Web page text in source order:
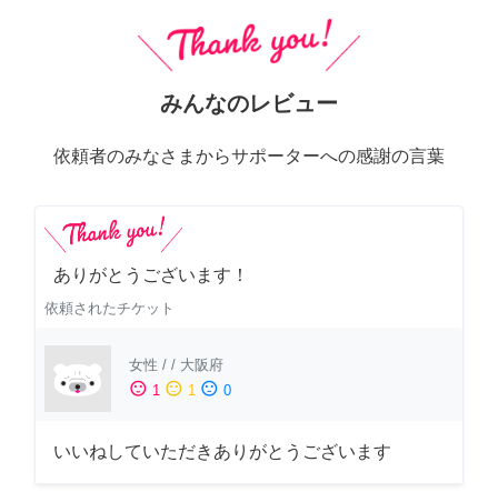
みんなのレビュー
依頼者のみなさまからサポーターへの感謝の言葉
ありがとうございます！
依頼されたチケット
女性 / / 大阪府
sentiment_satisfied 1 sentiment_neutral 1 sentiment_dissatisfied 0
いいねしていただきありがとうございます